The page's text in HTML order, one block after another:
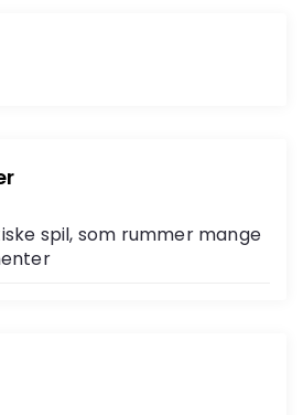
spil, som rummer mange